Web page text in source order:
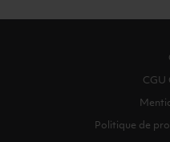
CGU
Politique de